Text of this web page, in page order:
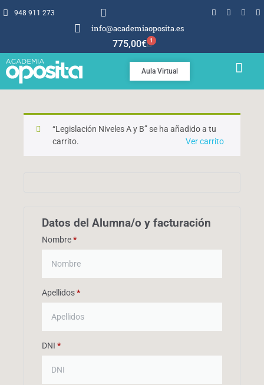
948 911 273
info@academiaoposita.es
775,00€ 1
Aula Virtual
“Legislación Niveles A y B” se ha añadido a tu
carrito.
Ver carrito
Datos del Alumna/o y facturación
Nombre*
Apellidos*
DNI *